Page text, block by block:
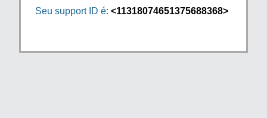
Seu support ID é: <11318074651375688368>